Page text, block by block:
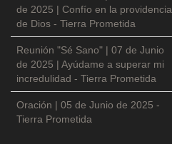
de 2025 | Confío en la providencia
de Dios - Tierra Prometida
Reunión "Sé Sano" | 07 de Junio
de 2025 | Ayúdame a superar mi
incredulidad - Tierra Prometida
Oración | 05 de Junio de 2025 -
Tierra Prometida